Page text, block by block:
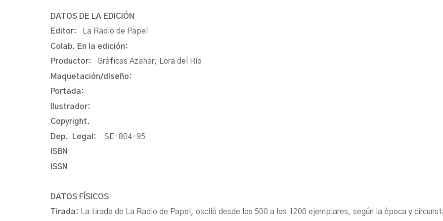
DATOS DE LA EDICIÓN
Editor:
La Radio de Papel
Colab. En la edición:
Productor: Gráficas Azahar, Lora del Río
Maquetación/diseño:
Portada:
Ilustrador:
Copyright.
Dep. Legal: SE-804-95
ISBN
ISSN
DATOS FÍSICOS
Tirada:
La tirada de La Radio de Papel, osciló desde los 500 a los 1200 ejemplares, según la época y